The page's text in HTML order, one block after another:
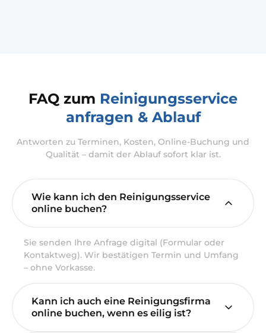
FAQ zum Reinigungsservice
anfragen & Ablauf
Antworten zu Terminen, Kosten, Online-Buchung und
Qualität – damit der Ablauf sofort klar ist.
Wie kann ich den Reinigungsservice
online buchen?
Sie senden Ihre Anfrage digital (Formular oder
Kontaktweg). Wir bestätigen Termin und Umfang
– ohne Vorkasse.
Kann ich auch eine Reinigungsfirma
online buchen, wenn es eilig ist?